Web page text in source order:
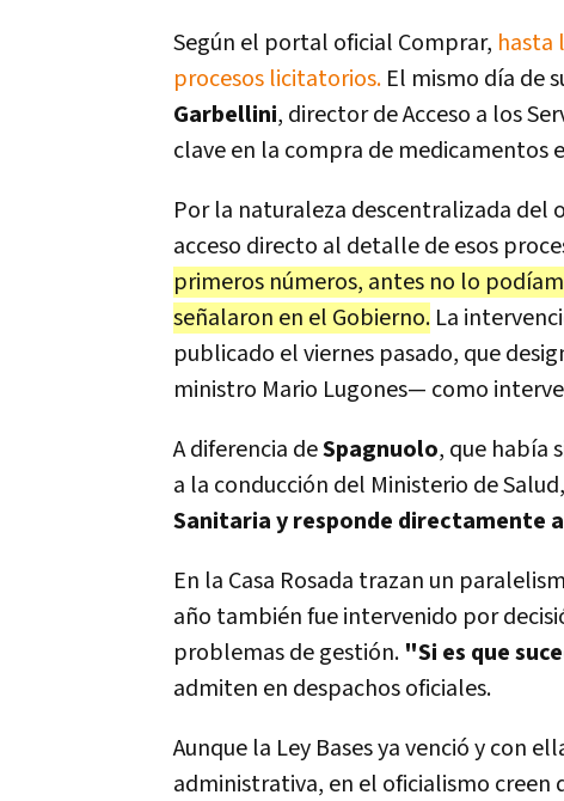
Según el portal oficial Comprar, hasta
procesos licitatorios. El mismo día de
Garbellini, director de Acceso a los
clave en la compra de medicamentos
Por la naturaleza descentralizada del
acceso directo al detalle de esos
primeros números, antes no lo
señalaron en el Gobierno. La
publicado el viernes pasado, que
ministro Mario Lugones— como
A diferencia deSpagnuolo, que había
a la conducción del Ministerio de Salud,
Sanitaria y responde directamente
En la Casa Rosada trazan un
año también fue intervenido por
problemas de gestión. "Si es que
admiten en despachos oficiales.
Aunque la Ley Bases ya venció y con
administrativa, en el oficialismo creen